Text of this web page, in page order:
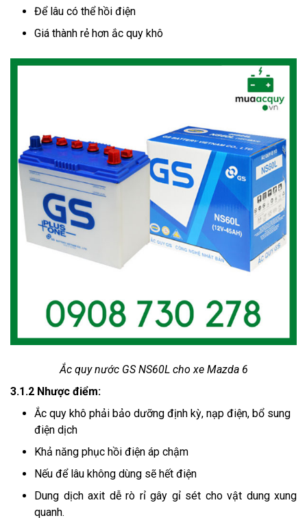
Để lâu có thể hồi điện
Giá thành rẻ hơn ắc quy khô
Ắc quy nước GS NS60L cho xe Mazda 6
3.1.2 Nhược điểm:
Ắc quy khô phải bảo dưỡng định kỳ, nạp điện, bổ sung
điện dịch
Khả năng phục hồi điện áp chậm
Nếu để lâu không dùng sẽ hết điện
Dung dịch axit dễ rò rỉ gây gỉ sét cho vật dung xung
quanh.